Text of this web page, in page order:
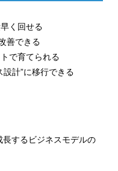
く回せる
善できる
で育てられる
計”に移行できる
するビジネスモデルの